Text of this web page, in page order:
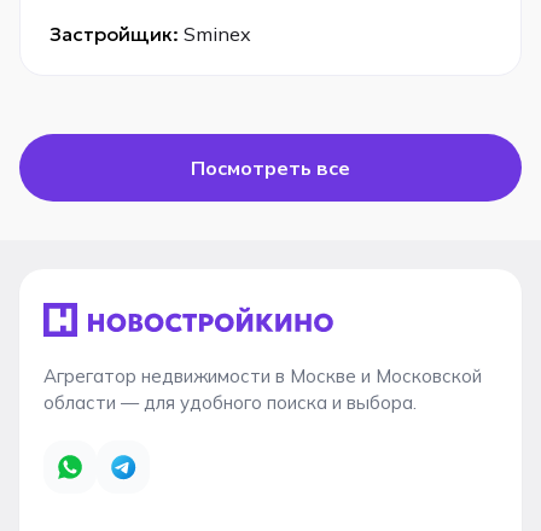
Застройщик: Sminex
Посмотреть все
Агрегатор недвижимости в Москве и Московской
области — для удобного поиска и выбора.